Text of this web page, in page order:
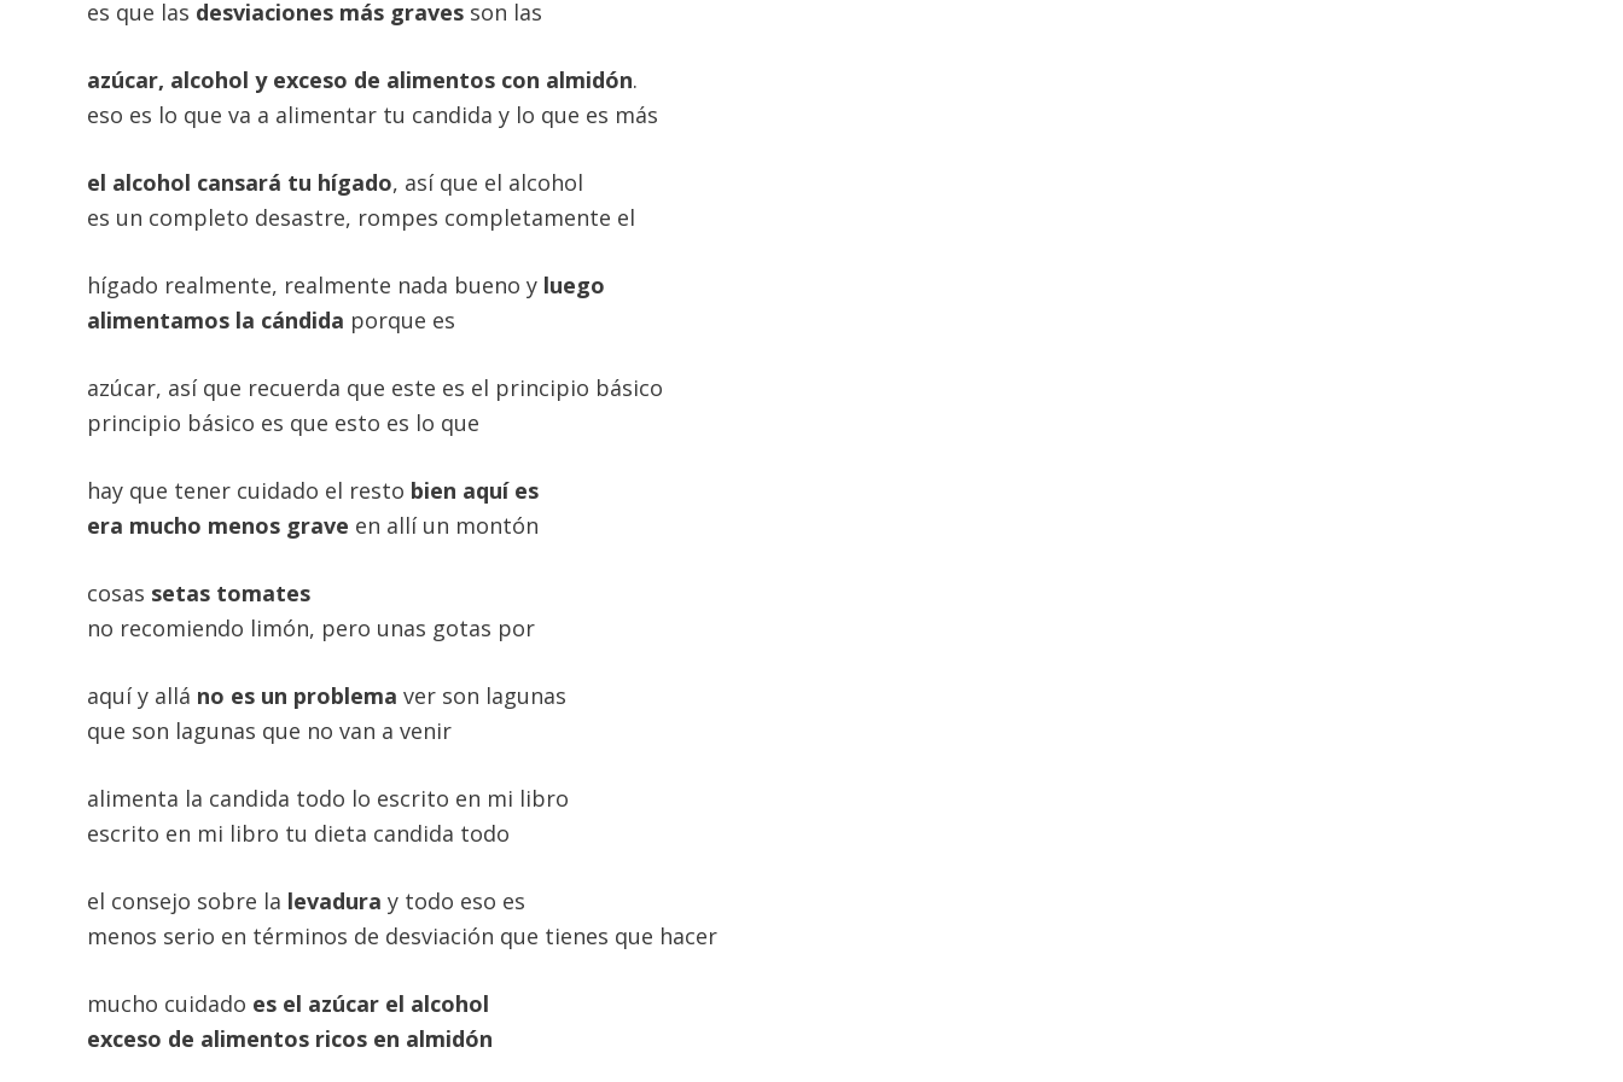
es que las desviaciones más graves son las
azúcar, alcohol y exceso de alimentos con almidón.
eso es lo que va a alimentar tu candida y lo que es más
el alcohol cansará tu hígado, así que el alcohol
es un completo desastre, rompes completamente el
hígado realmente, realmente nada bueno y luego
alimentamos la cándida porque es
azúcar, así que recuerda que este es el principio básico
principio básico es que esto es lo que
hay que tener cuidado el resto bien aquí es
era mucho menos grave en allí un montón
cosas setas tomates
no recomiendo limón, pero unas gotas por
aquí y allá no es un problema ver son lagunas
que son lagunas que no van a venir
alimenta la candida todo lo escrito en mi libro
escrito en mi libro tu dieta candida todo
el consejo sobre la levadura y todo eso es
menos serio en términos de desviación que tienes que hacer
mucho cuidado es el azúcar el alcohol
exceso de alimentos ricos en almidón